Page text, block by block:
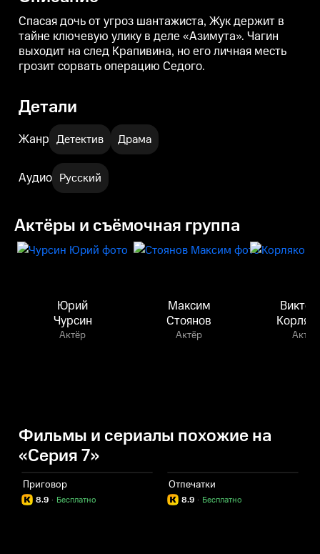
Спасая дочь от угроз шантажиста, Жук держит в
тайне ключевую улику в деле «Азимута». Чагин
выходит на след Крапивина, но его личная месть
грозит сорвать операцию Седого.
Детали
Жанр Детектив Драма
Аудио Русский
Актёры и съёмочная группа
Юрий
Чурсин
Актёр
Максим
Стоянов
Актёр Актёр
Фильмы и сериалы похожие на
«Серия 7»
Приговор
8.9 Бесплатно
·
Отпечатки
8.9 Бесплатно
·